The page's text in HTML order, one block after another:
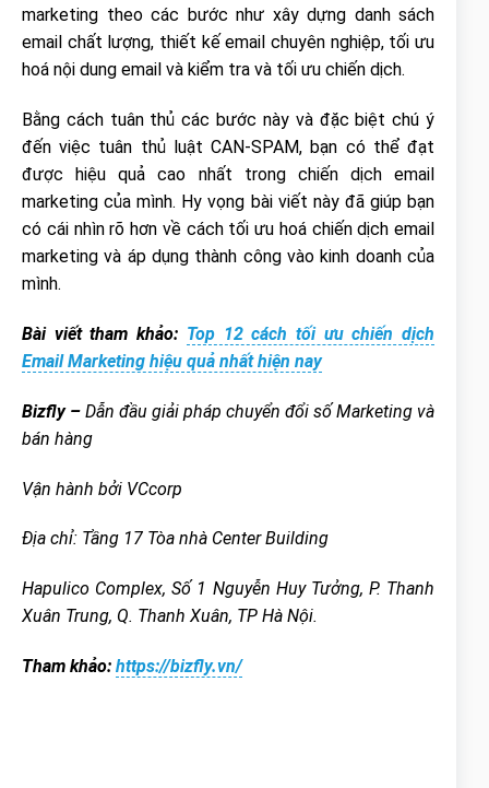
marketing theo các bước như xây dựng danh sách
email chất lượng, thiết kế email chuyên nghiệp, tối ưu
hoá nội dung email và kiểm tra và tối ưu chiến dịch.
Bằng cách tuân thủ các bước này và đặc biệt chú ý
đến việc tuân thủ luật CAN-SPAM, bạn có thể đạt
được hiệu quả cao nhất trong chiến dịch email
marketing của mình. Hy vọng bài viết này đã giúp bạn
có cái nhìn rõ hơn về cách tối ưu hoá chiến dịch email
marketing và áp dụng thành công vào kinh doanh của
mình.
Bài viết tham khảo: Top 12 cách tối ưu chiến dịch
Email Marketing hiệu quả nhất hiện nay
Bizfly – Dẫn đầu giải pháp chuyển đổi số Marketing và
bán hàng
Vận hành bởi VCcorp
Địa chỉ: Tầng 17 Tòa nhà Center Building
Hapulico Complex, Số 1 Nguyễn Huy Tưởng, P. Thanh
Xuân Trung, Q. Thanh Xuân, TP Hà Nội.
Tham khảo: https://bizfly.vn/